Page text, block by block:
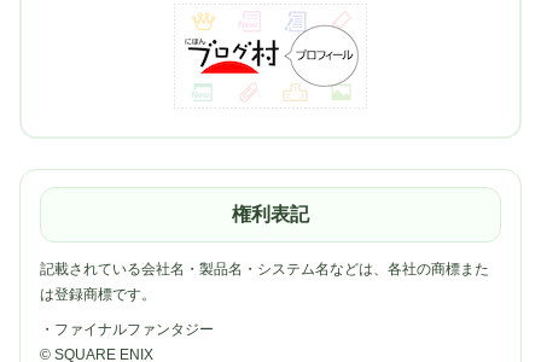
権利表記
記載されている会社名・製品名・システム名などは、各社の商標また
は登録商標です。
・ファイナルファンタジー
© SQUARE ENIX